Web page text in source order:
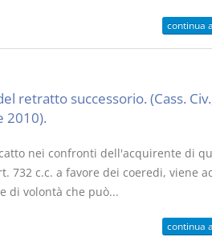
continua
retratto successorio. (Cass.
2010).
nei confronti dell'acquirente di
732 c.c. a favore dei coeredi, viene
di volontà che può...
continua
Minussi